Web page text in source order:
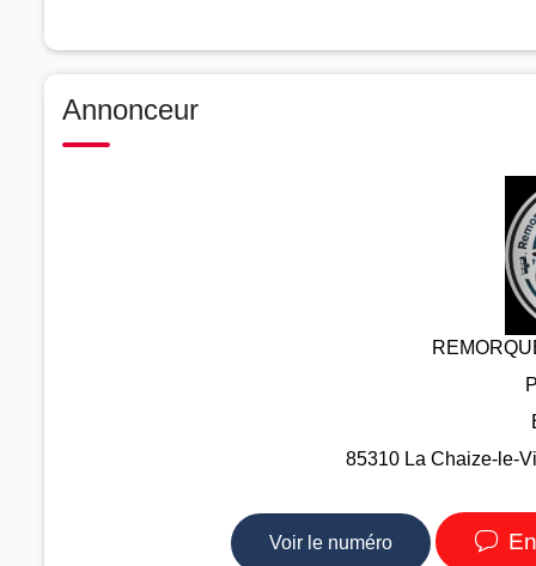
Annonceur
85310 La Chaize-le-
Voir le numéro